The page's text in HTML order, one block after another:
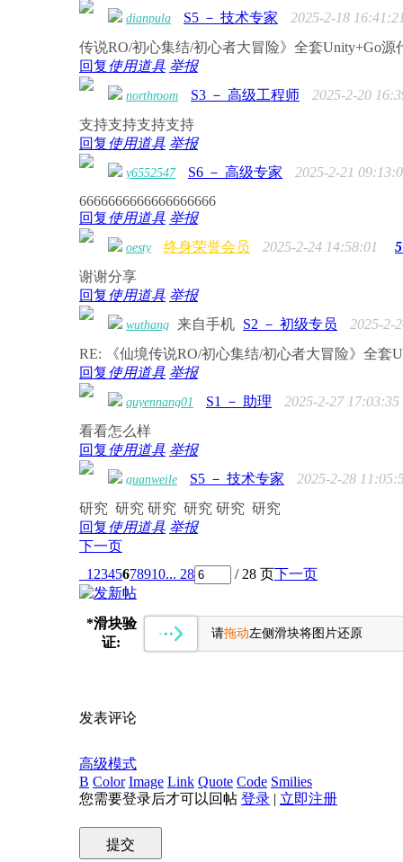
dianpula S5 － 技术专家
2025-2-18
传说RO/初心集结/初心者大冒险》全套Unity+Go源
回复使用道具 举报
northroom S3 － 高级工程师
2025-2-20
支持支持支持支持
回复使用道具 举报
y6552547 S6 － 高级专家
2025-2-21
6666666666666666666
回复使用道具 举报
oesty 终身荣誉会员 2025-2-24 14:58:01
谢谢分享
回复使用道具 举报
wuthang 来自手机 S2 － 初级专员
2025-2-
RE: 《仙境传说RO/初心集结/初心者大冒险》全套
回复使用道具 举报
quyennang01 S1 － 助理
2025-2-27 17:03:35
看看怎么样
回复使用道具 举报
guanweile S5 － 技术专家
2025-2-28
研究 研究 研究 研究 研究 研究
回复使用道具 举报
下一页
1 2345678910... 28 / 28 页下一页
*滑块验
证:
请拖动左侧滑块将图片还原
发表评论
高级模式
B Color Image Link Quote Code Smilies
您需要登录后才可以回帖 登录 | 立即注册
提交